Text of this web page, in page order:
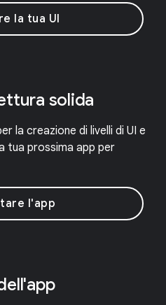
la tua UI
solida
la creazione di livelli di UI e
tua prossima app per
l'app